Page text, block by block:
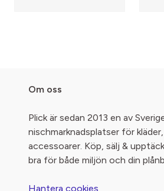
Om oss
Plick är sedan 2013 en av
nischmarknadsplatser för
accessoarer. Köp, sälj &
bra för både miljön och din
Hantera cookies